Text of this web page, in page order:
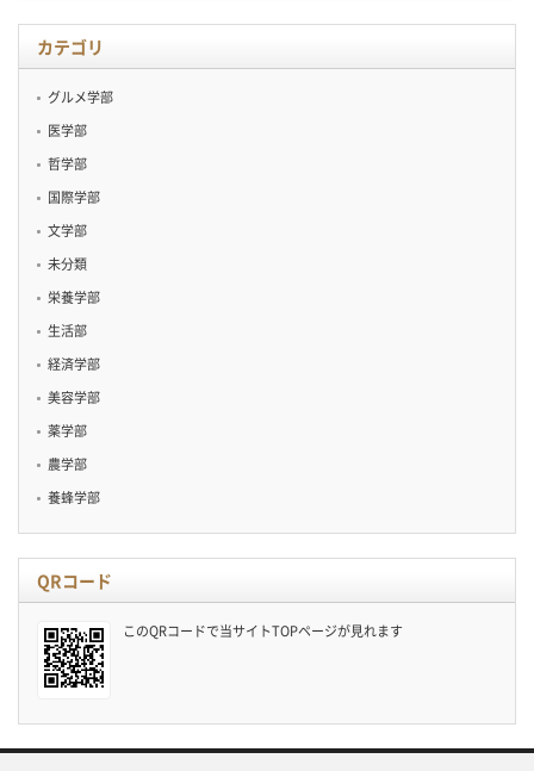
カテゴリ
グルメ学部
医学部
哲学部
国際学部
文学部
未分類
栄養学部
生活部
経済学部
美容学部
薬学部
農学部
養蜂学部
QRコード
このQRコードで当サイトTOPページが見れます